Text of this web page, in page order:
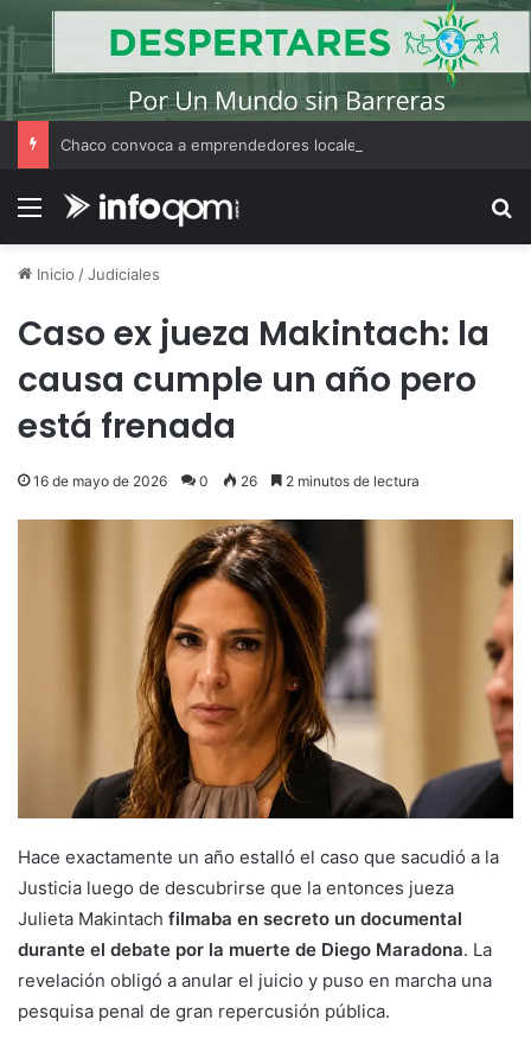
Menú
Inicio /Judiciales
Caso ex jueza Makintach: la
causa cumple un año pero
está frenada
16 de mayo de 2026 0 26 2 minutos de lectura
Hace exactamente un año estalló el caso que sacudió a la
Justicia luego de descubrirse que la entonces jueza
Julieta Makintach filmaba en secreto un documental
durante el debate por la muerte de Diego Maradona. La
revelación obligó a anular el juicio y puso en marcha una
pesquisa penal de gran repercusión pública.